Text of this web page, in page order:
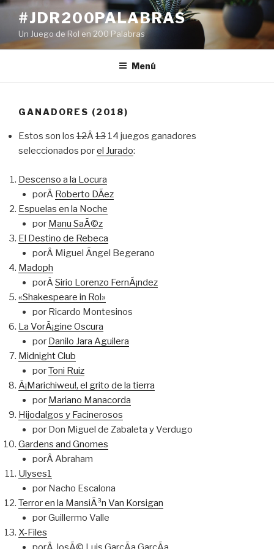
Ir
contenido
#JDR200PALABRAS
Un Juego de Rol en 200 Palabras
Menú
GANADORES (2018)
Estos son los 12Â13 14 juegos ganadores
seleccionados porel Jurado:
Descenso a la Locura
porÂ Roberto DÃ­ez
Espuelas en la Noche
por Manu SaÃ©z
El Destino de Rebeca
porÂ Miguel Ãngel Begerano
Madoph
porÂ Sirio Lorenzo FernÃ¡ndez
«Shakespeare in Rol»
por Ricardo Montesinos
La VorÃ¡gine Oscura
por Danilo Jara Aguilera
Midnight Club
porToni Ruiz
Â¡Marichiweu!, el grito de la tierra
por Mariano Manacorda
Hijodalgos y Facinerosos
por Don Miguel de Zabaleta y Verdugo
Gardens and Gnomes
porÂ Abraham
Ulyses1
por Nacho Escalona
Terror en la MansiÃ³n Van Korsigan
por Guillermo Valle
X-Files